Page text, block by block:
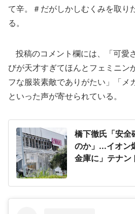
て辛。＃だがしかしむくみを取り
る。
投稿のコメント欄には、「可愛
びが天才すぎてほんとフェミニン
フな服装素敵でありがたい」「メ
といった声が寄せられている。
橋下徹氏「安全
のか」...イオン
金庫に」テナン